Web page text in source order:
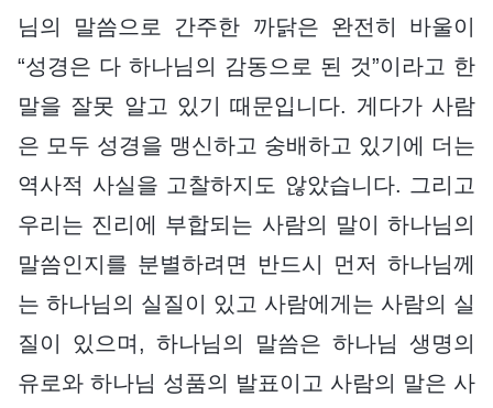
님의 말씀으로 간주한 까닭은 완전히 바울이
“성경은 다 하나님의 감동으로 된 것”이라고 한
말을 잘못 알고 있기 때문입니다. 게다가 사람
은 모두 성경을 맹신하고 숭배하고 있기에 더는
역사적 사실을 고찰하지도 않았습니다. 그리고
우리는 진리에 부합되는 사람의 말이 하나님의
말씀인지를 분별하려면 반드시 먼저 하나님께
는 하나님의 실질이 있고 사람에게는 사람의 실
질이 있으며, 하나님의 말씀은 하나님 생명의
유로와 하나님 성품의 발표이고 사람의 말은 사